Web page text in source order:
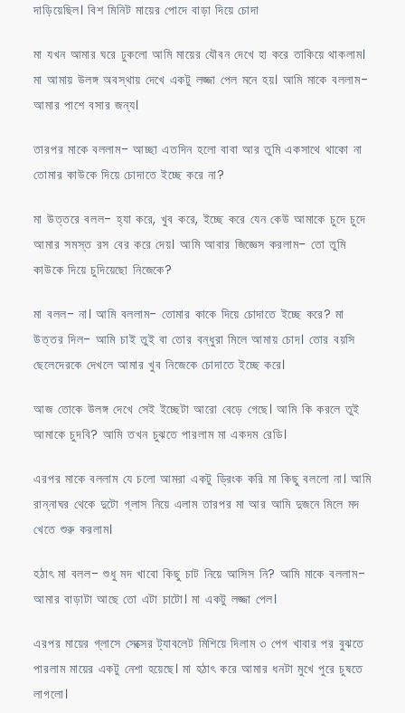
দাড়িয়েছিল। বিশ মিনিট মায়ের পোদে বাড়া দিয়ে চোদা
মা যখন আমার ঘরে ঢুকলো আমি মায়ের যৌবন দেখে হা করে তাকিয়ে থাকলাম।
মা আমায় উলঙ্গ অবস্থায় দেখে একটু লজ্জা পেল মনে হয়। আমি মাকে বললাম-
আমার পাশে বসার জন্য।
তারপর মাকে বললাম- আচ্ছা এতদিন হলো বাবা আর তুমি একসাথে থাকো না
তোমার কাউকে দিয়ে চোদাতে ইচ্ছে করে না?
মা উত্তরে বলল- হ্যা করে, খুব করে, ইচ্ছে করে যেন কেউ আমাকে চুদে চুদে
আমার সমস্ত রস বের করে দেয়। আমি আবার জিজ্ঞেস করলাম- তো তুমি
কাউকে দিয়ে চুদিয়েছো নিজেকে?
মা বলল- না। আমি বললাম- তোমার কাকে দিয়ে চোদাতে ইচ্ছে করে? মা
উত্তর দিল- আমি চাই তুই বা তোর বন্ধুরা মিলে আমায় চোদ। তোর বয়সি
ছেলেদেরকে দেখলে আমার খুব নিজেকে চোদাতে ইচ্ছে করে।
আজ তোকে উলঙ্গ দেখে সেই ইচ্ছেটা আরো বেড়ে গেছে। আমি কি করলে তুই
আমাকে চুদবি? আমি তখন চুঝতে পারলাম মা একদম রেডি।
এরপর মাকে বললাম যে চলো আমরা একটু ড্রিংক করি মা কিছু বললো না। আমি
রান্নাঘর থেকে দুটো গ্লাস নিয়ে এলাম তারপর মা আর আমি দুজনে মিলে মদ
খেতে শুরু করলাম।
হঠাৎ মা বলল- শুধু মদ খাবো কিছু চাট নিয়ে আসিস নি? আমি মাকে বললাম-
আমার বাড়াটা আছে তো এটা চাটো। মা একটু লজ্জা পেল।
এরপর মায়ের গ্লাসে সেক্সের ট্যাবলেট মিশিয়ে দিলাম ৩ পেগ খাবার পর বুঝতে
পারলাম মায়ের একটু নেশা হয়েছে। মা হঠাৎ করে আমার ধনটা মুখে পুরে চুষতে
লাগলো।